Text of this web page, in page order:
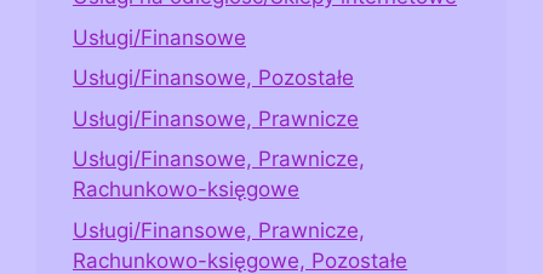
Usługi/Finansowe
Usługi/Finansowe, Pozostałe
Usługi/Finansowe, Prawnicze
Usługi/Finansowe, Prawnicze,
Rachunkowo-księgowe
Usługi/Finansowe, Prawnicze,
Rachunkowo-księgowe, Pozostałe